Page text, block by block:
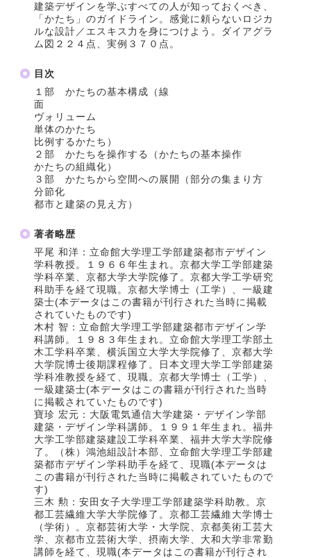
建築デザインを学ぶすべての人が知っておくべき、
「かたち」のガイドライン。感覚に頼らないロジカ
ルな設計／エスキス力を身につけよう。ダイアグラ
ム図２２４点、実例３７０点。
目次
１部 かたちの基本構成（線
面
ヴォリューム
単体のかたち
比例するかたち）
２部 かたちを操作する（かたちの基本操作
かたちの組織化）
３部 かたちから空間への展開（部分の集まり方
分節化
都市と建築の見え方）
著者略歴
平尾 和洋：立命館大学理工学部建築都市デザイン
学科教授。１９６６年生まれ。京都大学工学部建築
学科卒業、京都大学大学院修了。京都大学工学研究
科助手を経て現職。京都大学博士（工学）、一級建
築士(本データはこの書籍が刊行された当時に掲載
されていたものです)
木村 智：立命館大学理工学部建築都市デザイン学
科講師。１９８３年生まれ。立命館大学理工学部土
木工学科卒業、横浜国立大学大学院修了、京都大学
大学院博士後期課程修了。日本文理大学工学部建築
学科准教授を経て、現職。京都大学博士（工学）、
一級建築士(本データはこの書籍が刊行された当時
に掲載されていたものです)
寶珍 宏元：大阪電気通信大学建築・デザイン学部
建築・デザイン学科講師。１９９１年生まれ。福井
大学工学部建築建設工学科卒業、福井大学大学院修
了。（株）鴻池組設計本部、立命館大学理工学部建
築都市デザイン学科助手を経て、現職(本データは
この書籍が刊行された当時に掲載されていたもので
す)
三木 勲：安田女子大学理工学部建築学科助教。京
都工芸繊維大学大学院修了。京都工芸繊維大学博士
（学術）。京都芸術大学・大学院、京都美術工芸大
学、京都市立芸術大学、摂南大学、大和大学非常勤
講師を経て、現職(本データはこの書籍が刊行され